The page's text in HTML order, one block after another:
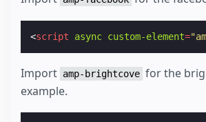
<script async custom-element=
Import amp-brightcove for the
example.